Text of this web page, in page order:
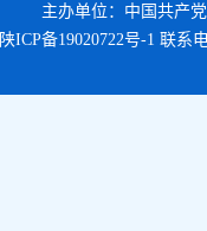
主办单位：中国共产
陕ICP备19020722号-1 联系